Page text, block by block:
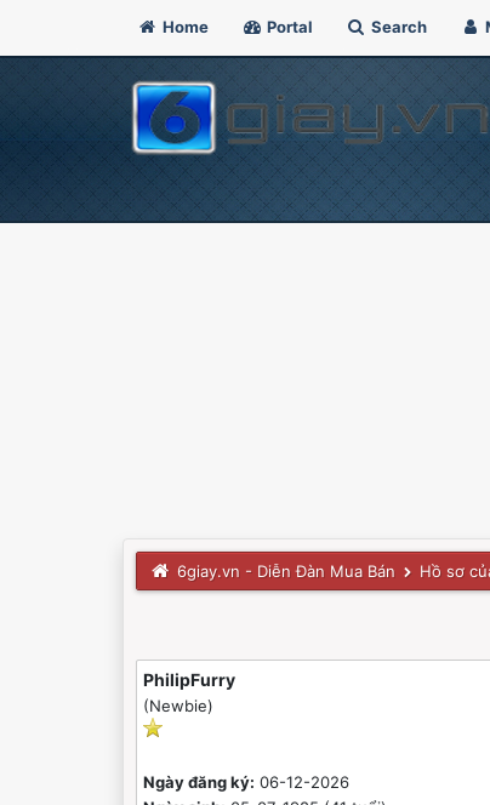
Home Portal Search
6giay.vn - Diễn Đàn Mua Bán Hồ sơ
PhilipFurry
(Newbie)
Ngày đăng ký: 06-12-2026